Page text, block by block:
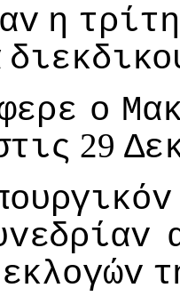
η τρίτη
o
29
εκλoγώv